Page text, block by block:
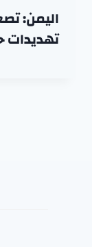
اليمن:
تهديدات